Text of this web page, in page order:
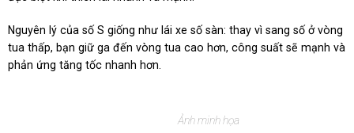
Nguyên lý của số S giống như lái xe số sàn: thay vì sang số ở vòng
tua thấp, bạn giữ ga đến vòng tua cao hơn, công suất sẽ mạnh và
phản ứng tăng tốc nhanh hơn.
Ảnh minh họa